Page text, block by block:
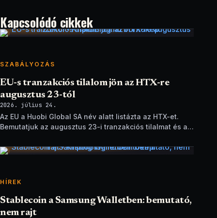
Kapcsolódó cikkek
SZABÁLYOZÁS
EU-s tranzakciós tilalom jön az HTX-re
augusztus 23-tól
2026. július 24.
Az EU a Huobi Global SA név alatt listázta az HTX-et.
Bemutatjuk az augusztus 23-i tranzakciós tilalmat és a
HÍREK
Stablecoin a Samsung Walletben: bemutató,
nem rajt